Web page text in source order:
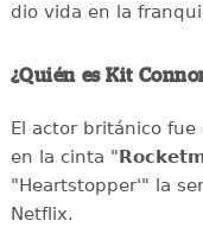
dio vida en la
¿Quién es Kit
El actor británico
en la cinta "
"Heartstopper'" la
Netflix.